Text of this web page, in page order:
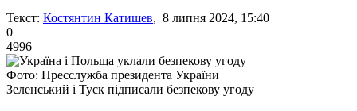
Текст: Костянтин Катишев, 8 липня 2024, 15:40
0
4996
Фото: Пресслужба президента України
Зеленський і Туск підписали безпекову угоду